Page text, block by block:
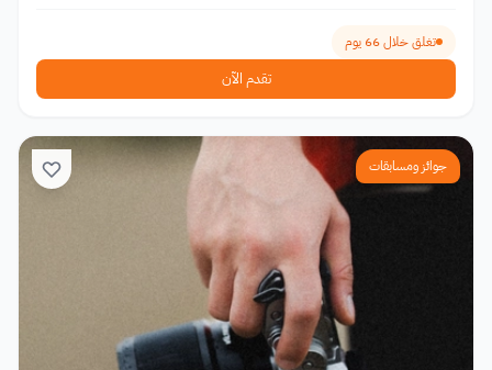
تغلق خلال 66 يوم
تقدم الآن
جوائز ومسابقات